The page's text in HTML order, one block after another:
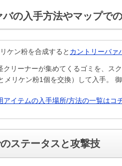
バの入手方法やマップで
ケン粉を合成すると カントリーバァ
クリーナーが集めてくるゴミを、ス
メリケン粉1個を交換）して入手。
アイテムの入手場所/方法の一覧はコ
ステータスと攻撃技